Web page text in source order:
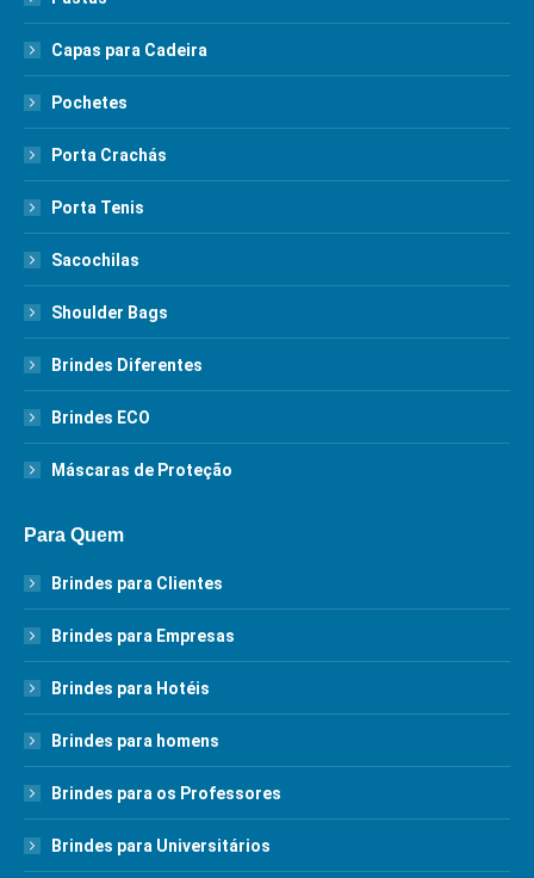
Capas para Cadeira
Pochetes
Porta Crachás
Porta Tenis
Sacochilas
Shoulder Bags
Brindes Diferentes
Brindes ECO
Máscaras de Proteção
Para Quem
Brindes para Clientes
Brindes para Empresas
Brindes para Hotéis
Brindes para homens
Brindes para os Professores
Brindes para Universitários